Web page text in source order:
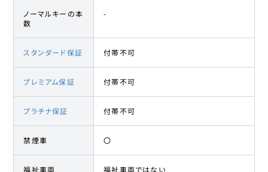
ノーマルキーの本
数
-
スタンダード保証 付帯不可
プレミアム保証 付帯不可
プラチナ保証 付帯不可
禁煙車 〇
福祉車両 福祉車両ではない